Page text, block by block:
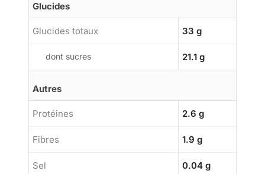
Glucides
Glucides totaux 33 g
dont sucres 21.1 g
Autres
Protéines 2.6 g
Fibres 1.9 g
Sel 0.04 g